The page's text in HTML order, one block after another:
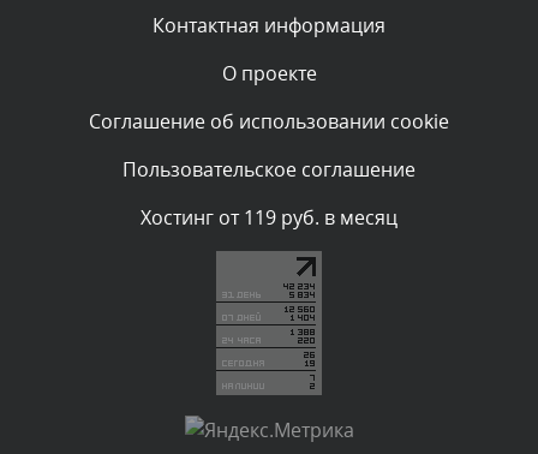
Комментарий проверяется
администратором.
Комментарий проверяется
Текст комментария будет виден после проверки
Комментарий проверяется
Текст комментария будет виден после проверки
администратором.
Контактная информация
О проекте
Соглашение об использовании cookie
Пользовательское соглашение
Хостинг от 119 руб. в месяц